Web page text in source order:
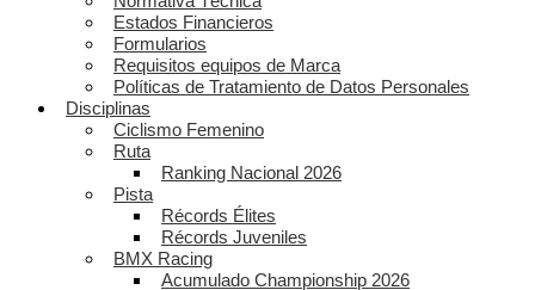
Estados Financieros
Formularios
Requisitos equipos de Marca
Políticas de Tratamiento de Datos Personales
Disciplinas
Ciclismo Femenino
Ruta
Ranking Nacional 2026
Pista
Récords Élites
Récords Juveniles
BMX Racing
Acumulado Championship 2026